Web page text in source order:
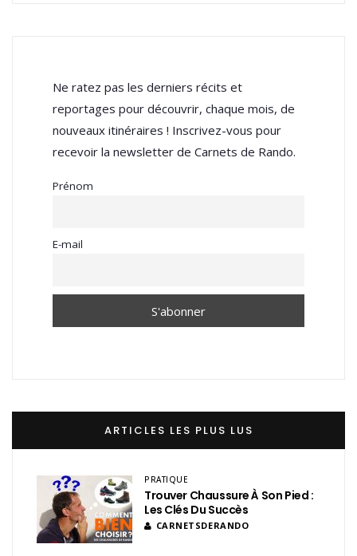
Ne ratez pas les derniers récits et
reportages pour découvrir, chaque mois, de
nouveaux itinéraires ! Inscrivez-vous pour
recevoir la newsletter de Carnets de Rando.
Prénom
E-mail
ARTICLES LES PLUS LUS
PRATIQUE
Trouver Chaussure À Son Pied :
Les Clés Du Succès
CARNETSDERANDO